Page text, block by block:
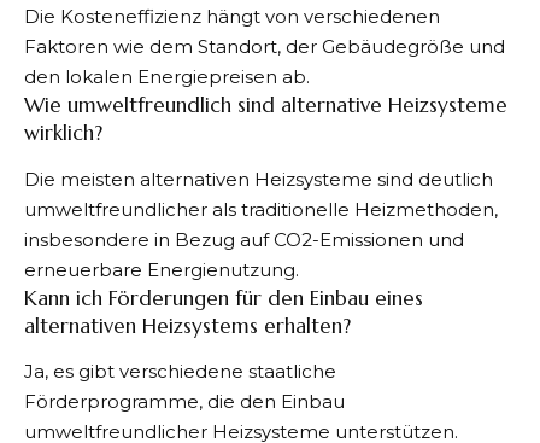
Die Kosteneffizienz hängt von verschiedenen
Faktoren wie dem Standort, der Gebäudegröße und
den lokalen Energiepreisen ab.
Wie umweltfreundlich sind alternative Heizsysteme
wirklich?
Die meisten alternativen Heizsysteme sind deutlich
umweltfreundlicher als traditionelle Heizmethoden,
insbesondere in Bezug auf CO2-Emissionen und
erneuerbare Energienutzung.
Kann ich Förderungen für den Einbau eines
alternativen Heizsystems erhalten?
Ja, es gibt verschiedene staatliche
Förderprogramme, die den Einbau
umweltfreundlicher Heizsysteme unterstützen.